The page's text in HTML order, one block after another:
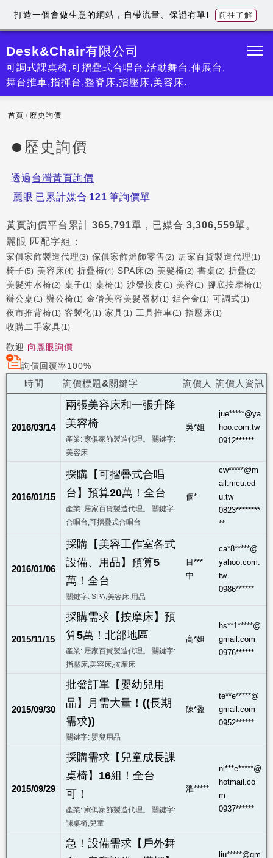
Desk&Chair有限公司
可調式課桌椅,可摺疊式合唱台,活動舞台,伸展台,
舞台推車,指揮台,整脊床,指壓床,美容床.
首頁 / 歷史詢價
歷史詢價
透過 台灣黃頁詢價
麗眼 已累計媒合 121 筆詢價單
黃頁詢價平台累計 365,791單，已媒合 3,306,559單。
麗眼 匹配字組：
家俱家飾製造代理(3) 傢俱家飾燈飾零售 (2) 居家百貨製造代理(1)
椅子(5) 美容床(4) 折疊椅(4) SPA床(2) 美髮椅(2) 書桌(2) 折疊(2)
美髮沖水椅(2) 桌子(1) 桌椅(1) 沙發換皮(1) 美容(1) 腳底按摩椅(1)
辦公桌(1) 辦公椅(1) 金偕美容美髮器材(1) 鋁合金(1) 可調式(1)
夜市推背椅(1) 客製化(1) 家具(1) 工具推車(1) 指壓床(1)
收購二手家具(1)
歡迎 向麗眼詢價
詢價回覆率100%
時間 詢價標題&關鍵字 詢價人 詢價人資訊
2016/03/14
兩張美容床和一張升降
美容椅
產業: 家俱家飾製造代理。 關鍵字:
美容床
吳*姐
jue*****@ya
hoo.com.tw
0912******
2016/01/15
採購【可摺疊式合唱
台】預算20萬！全台
產業: 居家百貨製造代理。 關鍵字:
合唱台,可摺疊式合唱台
個*
cw*****@m
ail.mcu.ed
u.tw
0823********
**
2016/01/06
採購【美容工作室各式
設備、用品】預算5
萬！全台
關鍵字: SPA,美容床,用品
目***
中
ca*8*****@
yahoo.com.
tw
0986******
2015/11/15
採購需求【按摩床】預
算5萬！北部地區
產業: 居家百貨製造代理。 關鍵字:
指壓床,美容床,按摩床
高*姐
hs**1*****@
gmail.com
0976******
2015/09/30
批發訂單【嬰幼兒用
品】月需大量！((長期
需求))
關鍵字: 嬰兒用品
陳*盈
te**e*****@
gmail.com
0952******
2015/09/29
採購需求【兒童成長課
桌椅】16組！全台
可！
產業: 家俱家飾製造代理。 關鍵字:
課桌椅,兒童
濯*****
ni***e*****@
hotmail.co
m
0937******
急！設備需求【戶外舞
liu*****@gm
打造一個會做生意的網站，自帶流量、保證有單! 前往了解